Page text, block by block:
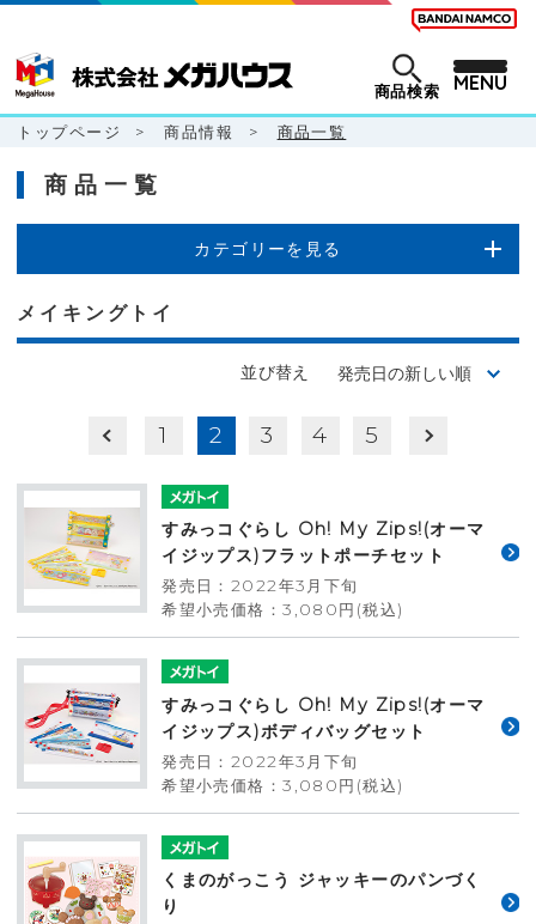
商品検索 MENU
トップページ > 商品情報 > 商品一覧
商品一覧
カテゴリーを見る
メイキングトイ
並び替え
1 2 3 4 5
すみっコぐらし Oh! My Zips!(オーマ
イジップス)フラットポーチセット
発売日：2022年3月下旬
希望小売価格：3,080円(税込)
すみっコぐらし Oh! My Zips!(オーマ
イジップス)ボディバッグセット
発売日：2022年3月下旬
希望小売価格：3,080円(税込)
くまのがっこう ジャッキーのパンづく
り